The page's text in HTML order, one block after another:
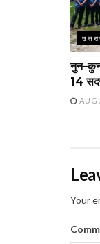
14
Your